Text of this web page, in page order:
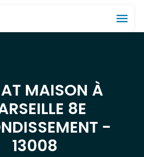
menu
MAISON À
8E
-
13008